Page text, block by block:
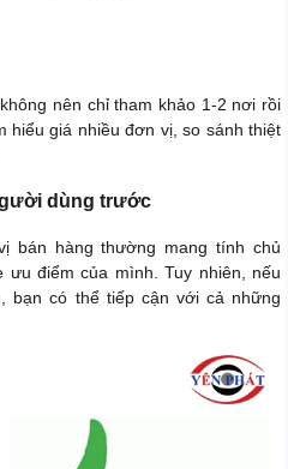
nên chỉ tham khảo 1-2 nơi rồi
hiểu giá nhiều đơn vị, so sánh thiệt
dùng trước
bán hàng thường mang tính chủ
điểm của mình. Tuy nhiên, nếu
bạn có thể tiếp cận với cả những